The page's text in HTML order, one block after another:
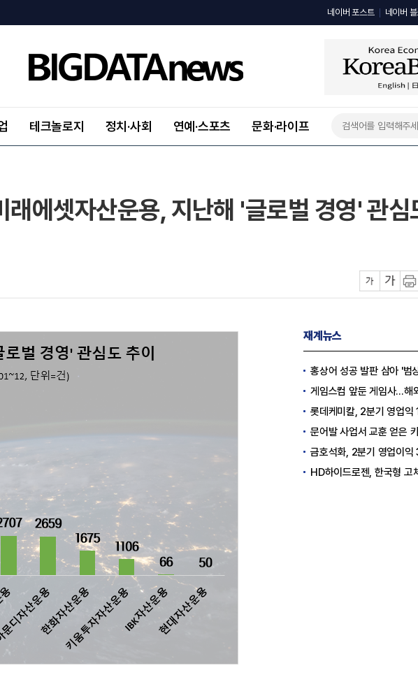
네이버 포스트 네이버
테크놀로지 정치·사회 연예·스포츠 문화·라이프
에셋자산운용, 지난해 '글로벌 경영' 관
재계뉴스
홍상어 성공 발판 삼아 '범
게임스컴 앞둔 게임사…해외 공
롯데케미칼, 2분기 영업익 1101
문어발 사업서 교훈 얻은 카카오,
금호석화, 2분기 영업이익 3390
HD하이드로젠, 한국형 고체산